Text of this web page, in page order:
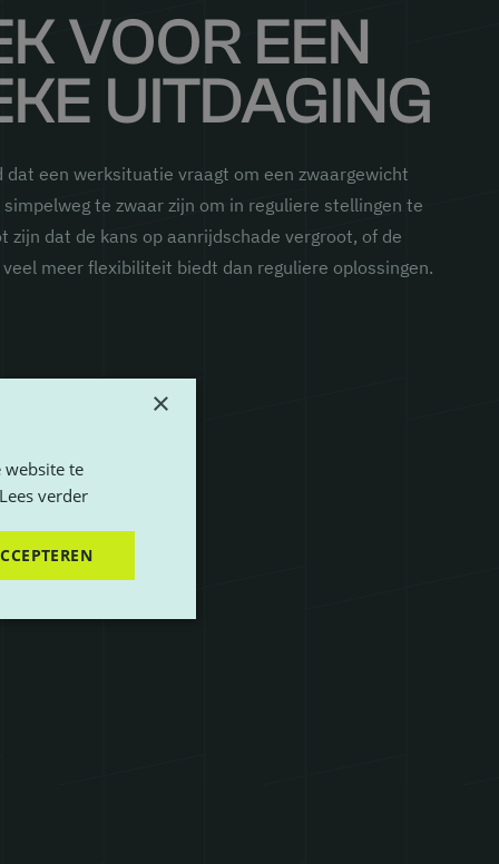
VOOR EEN
UITDAGING
een werksituatie vraagt om een zwaargewicht
te zwaar zijn om in reguliere stellingen te
zijn dat de kans op aanrijdschade vergroot, of de
meer flexibiliteit biedt dan reguliere oplossingen.
×
website te
Lees verder